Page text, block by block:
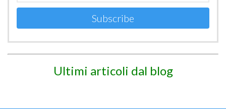
Subscribe
Ultimi articoli dal blog